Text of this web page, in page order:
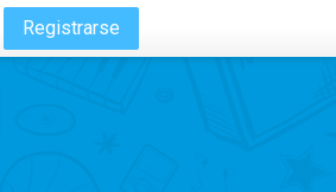
Registrarse